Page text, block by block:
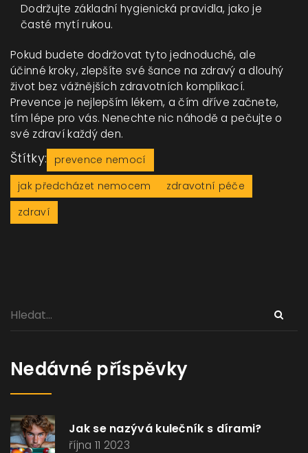
Dodržujte základní hygienická pravidla, jako je
časté mytí rukou.
Pokud budete dodržovat tyto jednoduché, ale
účinné kroky, zlepšíte své šance na zdravý a dlouhý
život bez vážnějších zdravotních komplikací.
Prevence je nejlepším lékem, a čím dříve začnete,
tím lépe pro vás. Nenechte nic náhodě a pečujte o
své zdraví každý den.
Štítky:
prevence nemocí
jak předcházet nemocem
zdravotní péče
zdraví
Nedávné příspěvky
Jak se nazývá kulečník s dírami?
října 11 2023